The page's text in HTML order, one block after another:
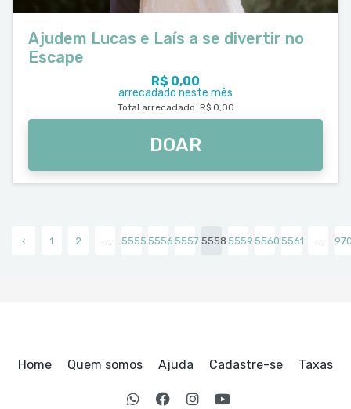
Ajudem Lucas e Laís a se divertir no
Escape
R$ 0,00
arrecadado neste mês
Total arrecadado: R$ 0,00
DOAR
‹ 1 2 ... 5555 5556 5557 5558 5559 5560 5561 ...
Home Quem somos Ajuda Cadastre-se Taxas